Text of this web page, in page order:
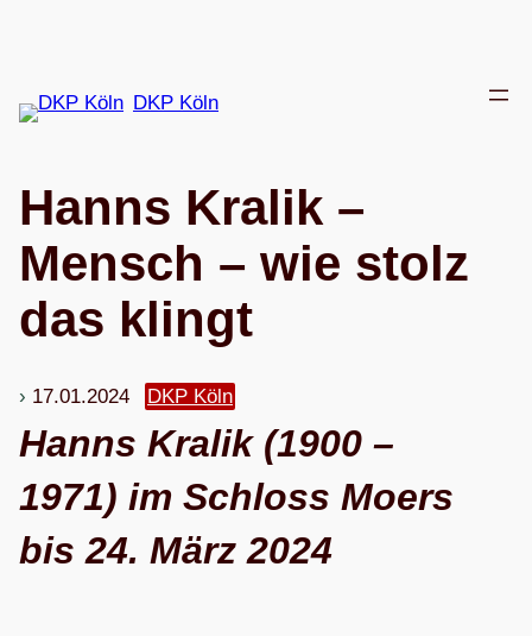
springen
DKP Köln
Hanns Kra­lik –
Mensch – wie stolz
das klingt
17.01.2024 DKP Köln
Hanns Kra­lik (1900 –
1971) im Schloss Moers
bis 24. März 2024